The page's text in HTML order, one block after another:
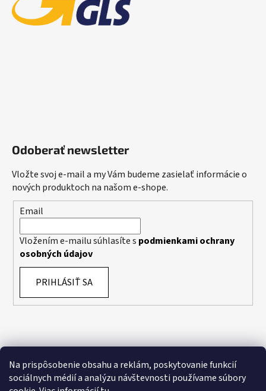
Na prispôsobenie obsahu a reklám, poskytovanie funkcií
sociálnych médií a analýzu návštevnosti používame súbory
Odoberať newsletter
Vložte svoj e-mail a my Vám budeme zasielať informácie o
nových produktoch na našom e-shope.
Email
Vložením e-mailu súhlasíte s podmienkami ochrany
osobných údajov
PRIHLÁSIŤ SA